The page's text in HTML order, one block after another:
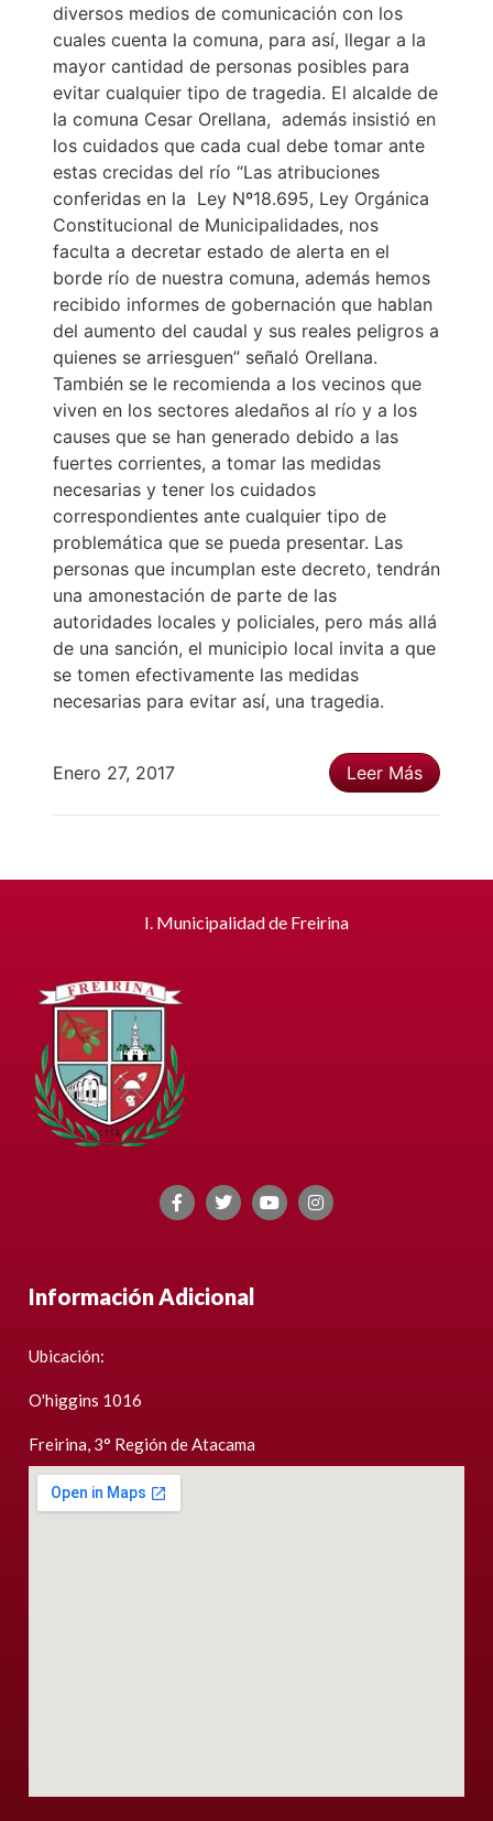
diversos medios de comunicación con los
cuales cuenta la comuna, para así, llegar a la
mayor cantidad de personas posibles para
evitar cualquier tipo de tragedia. El alcalde de
la comuna Cesar Orellana, además insistió en
los cuidados que cada cual debe tomar ante
estas crecidas del río “Las atribuciones
conferidas en la Ley Nº18.695, Ley Orgánica
Constitucional de Municipalidades, nos
faculta a decretar estado de alerta en el
borde río de nuestra comuna, además hemos
recibido informes de gobernación que hablan
del aumento del caudal y sus reales peligros a
quienes se arriesguen” señaló Orellana.
También se le recomienda a los vecinos que
viven en los sectores aledaños al río y a los
causes que se han generado debido a las
fuertes corrientes, a tomar las medidas
necesarias y tener los cuidados
correspondientes ante cualquier tipo de
problemática que se pueda presentar. Las
personas que incumplan este decreto, tendrán
una amonestación de parte de las
autoridades locales y policiales, pero más allá
de una sanción, el municipio local invita a que
se tomen efectivamente las medidas
necesarias para evitar así, una tragedia.
Enero 27, 2017 Leer Más
I. Municipalidad de Freirina
Información Adicional
Ubicación:
O'higgins 1016
Freirina, 3° Región de Atacama